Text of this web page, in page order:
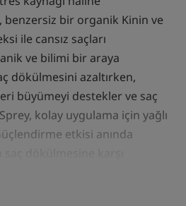
benzersiz bir organik Kinin ve
ile cansız saçları
ve bilimi bir araya
dökülmesini azaltırken,
büyümeyi destekler ve saç
kolay uygulama için yağlı
etkisi anında